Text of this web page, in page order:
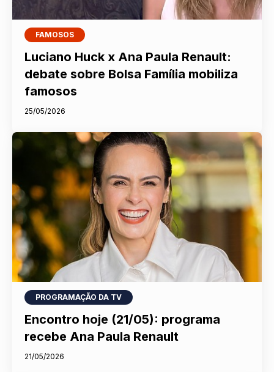
FAMOSOS
Luciano Huck x Ana Paula Renault:
debate sobre Bolsa Família mobiliza
famosos
25/05/2026
PROGRAMAÇÃO DA TV
Encontro hoje (21/05): programa
recebe Ana Paula Renault
21/05/2026